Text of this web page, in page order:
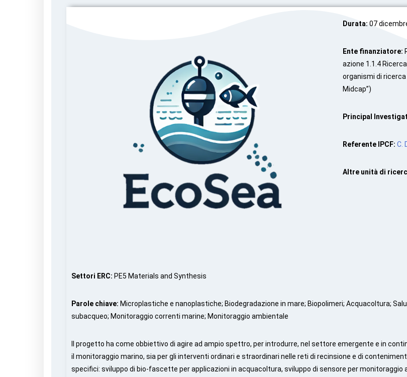
Durata: 07
Ente finanziatore:
azione 1.1.4
organismi di ricerca
Midcap”)
Principal
Referente IPCF: C.
Altre unità di
Settori ERC: PE5 Materials and Synthesis
Parole chiave: Microplastiche e nanoplastiche; Biodegradazione in mare; Biopolimeri; Acquacoltura;
subacqueo; Monitoraggio correnti marine; Monitoraggio ambientale
Il progetto ha come obbiettivo di agire ad ampio spettro, per introdurre, nel settore emergente e in
il monitoraggio marino, sia per gli interventi ordinari e straordinari nelle reti di recinsione e di
specifici: sviluppo di bio-fascette per applicazioni in acquacoltura, sviluppo di sensore per monitoraggio